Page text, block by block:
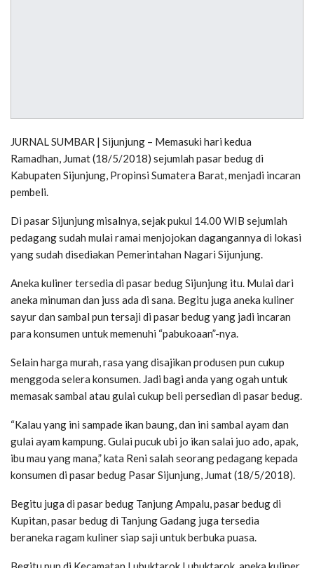
JURNAL SUMBAR | Sijunjung – Memasuki hari kedua
Ramadhan, Jumat (18/5/2018) sejumlah pasar bedug di
Kabupaten Sijunjung, Propinsi Sumatera Barat, menjadi incaran
pembeli.
Di pasar Sijunjung misalnya, sejak pukul 14.00 WIB sejumlah
pedagang sudah mulai ramai menjojokan dagangannya di lokasi
yang sudah disediakan Pemerintahan Nagari Sijunjung.
Aneka kuliner tersedia di pasar bedug Sijunjung itu. Mulai dari
aneka minuman dan juss ada di sana. Begitu juga aneka kuliner
sayur dan sambal pun tersaji di pasar bedug yang jadi incaran
para konsumen untuk memenuhi “pabukoaan”-nya.
Selain harga murah, rasa yang disajikan produsen pun cukup
menggoda selera konsumen. Jadi bagi anda yang ogah untuk
memasak sambal atau gulai cukup beli persedian di pasar bedug.
“Kalau yang ini sampade ikan baung, dan ini sambal ayam dan
gulai ayam kampung. Gulai pucuk ubi jo ikan salai juo ado, apak,
ibu mau yang mana,” kata Reni salah seorang pedagang kepada
konsumen di pasar bedug Pasar Sijunjung, Jumat (18/5/2018).
Begitu juga di pasar bedug Tanjung Ampalu, pasar bedug di
Kupitan, pasar bedug di Tanjung Gadang juga tersedia
beraneka ragam kuliner siap saji untuk berbuka puasa.